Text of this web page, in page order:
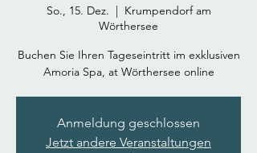
So., 15. Dez.
  |
Krumpendorf am
Wörthersee
Buchen Sie Ihren Tageseintritt im exklusiven
Amoria Spa, at Wörthersee online
Anmeldung geschlossen
Jetzt andere Veranstaltungen